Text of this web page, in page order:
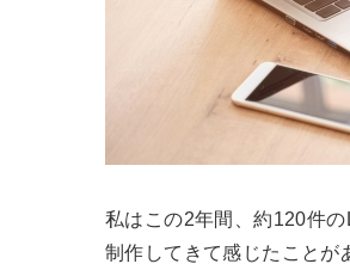
私はこの2年間、約120件の
制作してきて感じたことが